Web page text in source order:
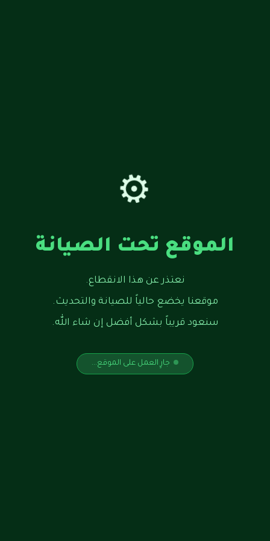
⚙️
الموقع تحت الصيانة
نعتذر عن هذا الانقطاع.
موقعنا يخضع حالياً للصيانة والتحديث.
سنعود قريباً بشكل أفضل إن شاء الله.
جارٍ العمل على الموقع...